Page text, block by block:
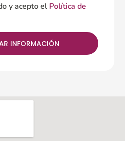
y acepto el Política de
INFORMACIÓN